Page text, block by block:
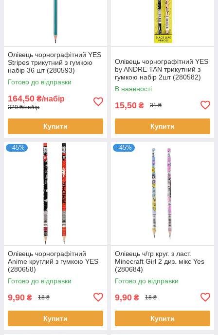
Олівець чорнографітний YES
Stripes трикутний з гумкою
набір 36 шт (280593)
Готово до відправки
164,50 ₴/набір
329 ₴/набір
Купити
Олівець чорнографітний YES
by ANDRE TAN трикутний з
гумкою набір 2шт (280582)
В наявності
15,50 ₴ 31 ₴
Купити
–45%
Олівець чорнографітний
Anime круглий з гумкою YES
(280658)
Готово до відправки
9,90 ₴ 18 ₴
Купити
–45%
Олівець ч/гр круг. з ласт.
Minecraft Girl 2 диз. мікс Yes
(280684)
Готово до відправки
9,90 ₴ 18 ₴
Купити